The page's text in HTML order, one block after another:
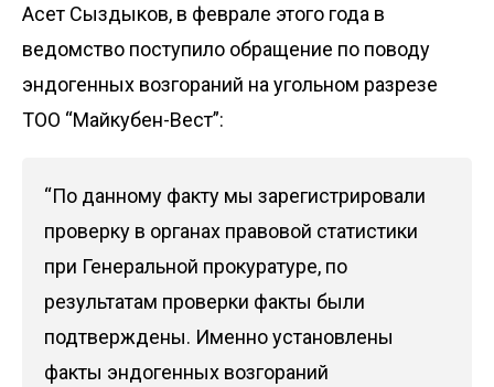
Асет Сыздыков, в феврале этого года в
ведомство поступило обращение по поводу
эндогенных возгораний на угольном разрезе
ТОО “Майкубен-Вест”:
“По данному факту мы зарегистрировали
проверку в органах правовой статистики
при Генеральной прокуратуре, по
результатам проверки факты были
подтверждены. Именно установлены
факты эндогенных возгораний